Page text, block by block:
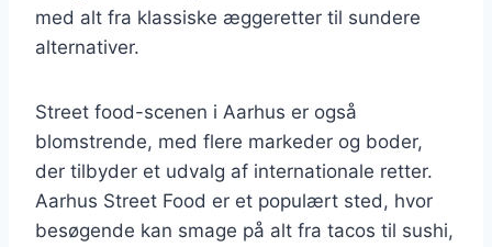
med alt fra klassiske æggeretter til sundere
alternativer.
Street food-scenen i Aarhus er også
blomstrende, med flere markeder og boder,
der tilbyder et udvalg af internationale retter.
Aarhus Street Food er et populært sted, hvor
besøgende kan smage på alt fra tacos til sushi,